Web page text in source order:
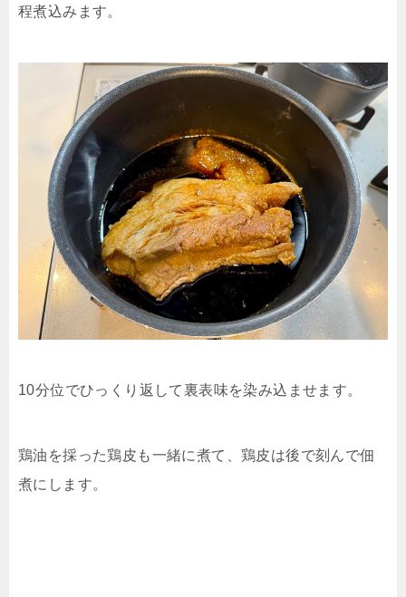
程煮込みます。
10分位でひっくり返して裏表味を染み込ませます。
鶏油を採った鶏皮も一緒に煮て、鶏皮は後で刻んで佃
煮にします。